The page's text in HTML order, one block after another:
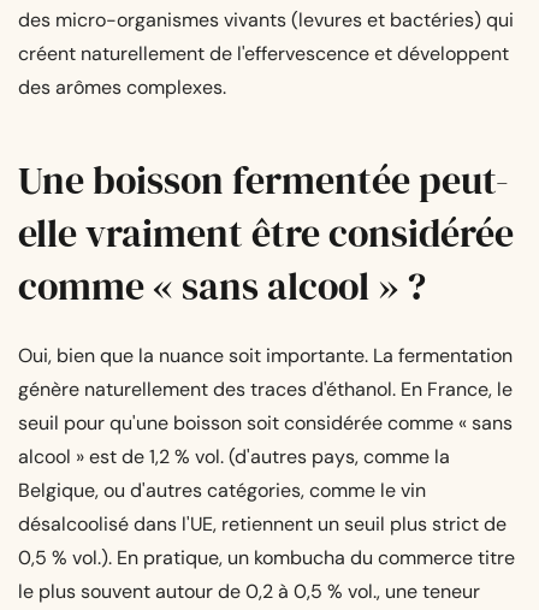
des micro-organismes vivants (levures et bactéries) qui
créent naturellement de l'effervescence et développent
des arômes complexes.
Une boisson fermentée peut-
elle vraiment être considérée
comme « sans alcool » ?
Oui, bien que la nuance soit importante. La fermentation
génère naturellement des traces d'éthanol. En France, le
seuil pour qu'une boisson soit considérée comme « sans
alcool » est de 1,2 % vol. (d'autres pays, comme la
Belgique, ou d'autres catégories, comme le vin
désalcoolisé dans l'UE, retiennent un seuil plus strict de
0,5 % vol.). En pratique, un kombucha du commerce titre
le plus souvent autour de 0,2 à 0,5 % vol., une teneur